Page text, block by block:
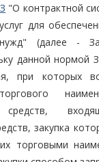
"О контрактной
для
нужд" (далее -
данной нормой
при которых
средств,
закупка
торговыми